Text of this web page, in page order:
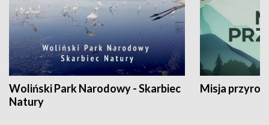
Woliński Park Narodowy - Skarbiec
Natury
Misja